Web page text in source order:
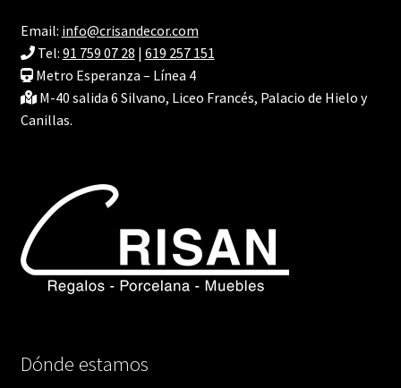
Email: info@crisandecor.com
Tel: 91 759 07 28 | 619 257 151
Metro Esperanza – Línea 4
M-40 salida 6 Silvano, Liceo Francés, Palacio de Hielo y
Canillas.
Dónde estamos